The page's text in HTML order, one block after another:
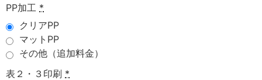
PP加工 *
クリアPP
マットPP
その他（追加料金）
表２・３印刷 *